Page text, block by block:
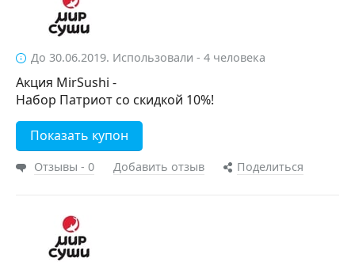
До 30.06.2019. Использовали - 4 человека
Акция MirSushi -
Набор Патриот со скидкой 10%!
Показать купон
Отзывы - 0 Добавить отзыв Поделиться